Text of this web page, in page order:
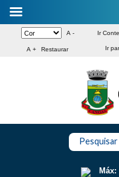
A -
A + Restaurar
Ir
Ir
Pesquisar
Máx: